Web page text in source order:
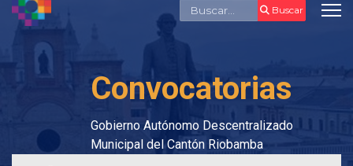
Buscar Buscar
Convocatorias
Gobierno Autónomo Descentralizado
Municipal del Cantón Riobamba